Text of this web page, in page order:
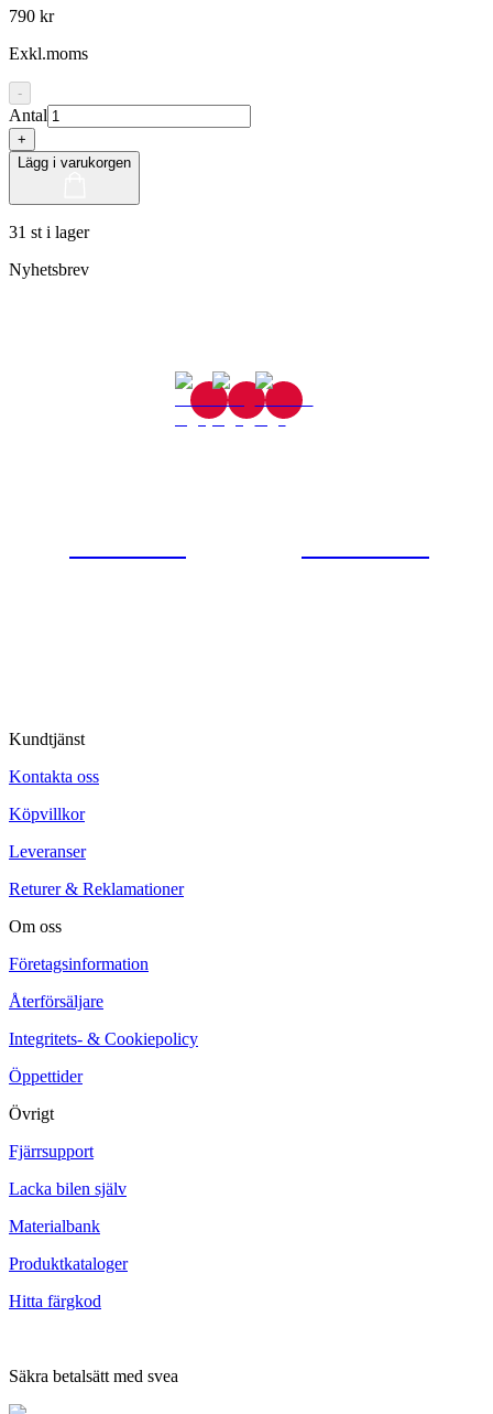
790 kr
Exkl.moms
-
Antal
+
Lägg i varukorgen
31 st i lager
Nyhetsbrev
Kundtjänst
Kontakta oss
Köpvillkor
Leveranser
Returer & Reklamationer
Om oss
Företagsinformation
Återförsäljare
Integritets- & Cookiepolicy
Öppettider
Övrigt
Fjärrsupport
Lacka bilen själv
Materialbank
Produktkataloger
Hitta färgkod
Säkra betalsätt med svea